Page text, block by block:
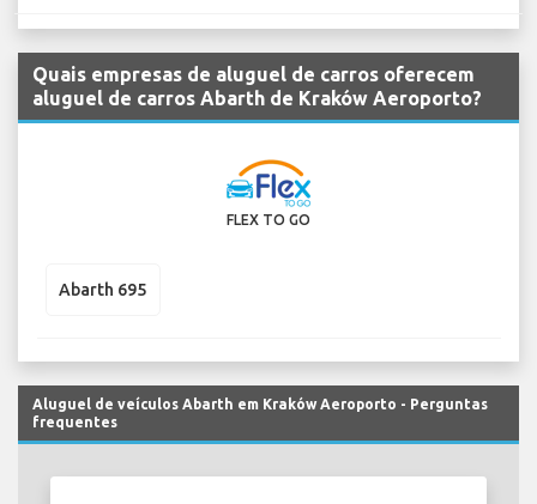
Quais empresas de aluguel de carros oferecem
aluguel de carros Abarth de Kraków Aeroporto?
FLEX TO GO
Abarth 695
Aluguel de veículos Abarth em Kraków Aeroporto - Perguntas
frequentes